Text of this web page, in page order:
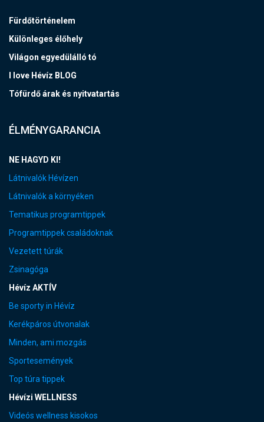
Fürdőtörténelem
Különleges élőhely
Világon egyedülálló tó
I love Hévíz BLOG
Tófürdő árak és nyitvatartás
ÉLMÉNYGARANCIA
NE HAGYD KI!
Látnivalók Hévízen
Látnivalók a környéken
Tematikus programtippek
Programtippek családoknak
Vezetett túrák
Zsinagóga
Hévíz AKTÍV
Be sporty in Hévíz
Kerékpáros útvonalak
Minden, ami mozgás
Sportesemények
Top túra tippek
Hévízi WELLNESS
Videós wellness kisokos